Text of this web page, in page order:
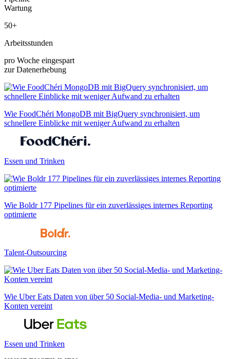
Wartung
50+
Arbeitsstunden
pro Woche eingespart
zur Datenerhebung
Wie FoodChéri MongoDB mit BigQuery synchronisiert, um
schnellere Einblicke mit weniger Aufwand zu erhalten
Essen und Trinken
Wie Boldr 177 Pipelines für ein zuverlässiges internes Reporting
optimierte
Talent-Outsourcing
Wie Uber Eats Daten von über 50 Social-Media- und Marketing-
Konten vereint
Essen und Trinken